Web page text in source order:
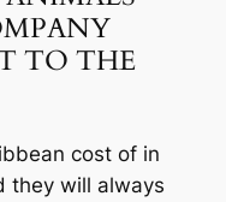
TO THE
cost of in
they will always